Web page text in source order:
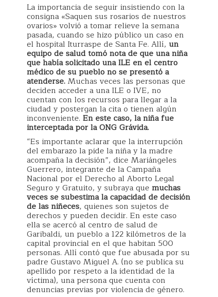
La importancia de seguir insistiendo con la
consigna «Saquen sus rosarios de nuestros
ovarios» volvió a tomar relieve la semana
pasada, cuando se hizo público un caso en
el hospital Iturraspe de Santa Fe. Allí, un
equipo de salud tomó nota de que una niña
que había solicitado una ILE en el centro
médico de su pueblo no se presentó a
atenderse.Muchas veces las personas que
deciden acceder a una ILE o IVE, no
cuentan con los recursos para llegar a la
ciudad y postergan la cita o tienen algún
inconveniente. En este caso, la niña fue
interceptada por la ONG Grávida.
“Es importante aclarar que la interrupción
del embarazo la pide la niña y la madre
acompaña la decisión”, dice Mariángeles
Guerrero, integrante de la Campaña
Nacional por el Derecho al Aborto Legal
Seguro y Gratuito, y subraya que muchas
veces se subestima la capacidad de decisión
de las niñeces, quienes son sujetos de
derechos y pueden decidir. En este caso
ella se acercó al centro de salud de
Garibaldi, un pueblo a 122 kilómetros de la
capital provincial en el que habitan 500
personas. Allí contó que fue abusada por su
padre Gustavo Miguel A. (no se publica su
apellido por respeto a la identidad de la
víctima), una persona que cuenta con
denuncias previas por violencia de género.